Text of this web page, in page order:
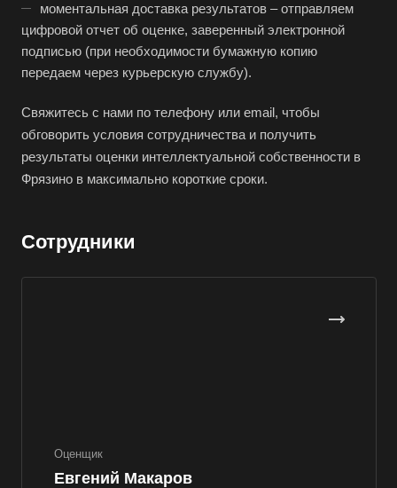
моментальная доставка результатов – отправляем
цифровой отчет об оценке, заверенный электронной
подписью (при необходимости бумажную копию
передаем через курьерскую службу).
Свяжитесь с нами по телефону или email, чтобы
обговорить условия сотрудничества и получить
результаты оценки интеллектуальной собственности в
Фрязино в максимально короткие сроки.
Сотрудники
Оценщик
Евгений Макаров
Великий Новгород
Великий Устюг
Вельск
Верхняя Пышма
Верхняя Салда
Владивосток